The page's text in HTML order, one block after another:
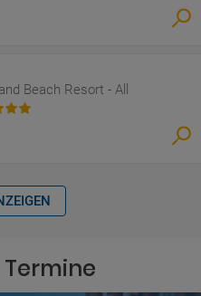
Beach Resort - All